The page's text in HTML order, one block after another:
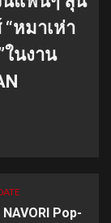
หมาเห่า
ในงาน
Pop-